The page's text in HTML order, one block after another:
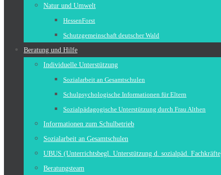
Natur und Umwelt
HessenForst
Schutzgemeinschaft deutscher Wald
Beratung und Hilfe
Individuelle Unterstützung
Sozialarbeit an Gesamtschulen
Schulpsychologische Informationen für Eltern
Sozialpädagogische Unterstützung durch Frau Althen
Informationen zum Schulbetrieb
Sozialarbeit an Gesamtschulen
UBUS (Unterrichtsbegl. Unterstützung d. sozialpäd.
Beratungsteam